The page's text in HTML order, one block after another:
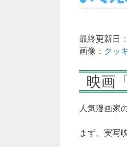
最終更新日
画像： クッ
映画
人気漫画家
まず、実写